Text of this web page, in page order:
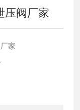
压阀厂家
家